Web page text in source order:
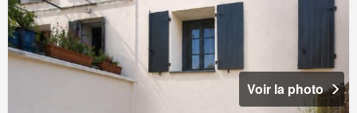
Voir la photo